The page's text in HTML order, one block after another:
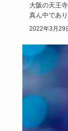
大阪の天王
真ん中であ
ル、あべの
2022年3月29